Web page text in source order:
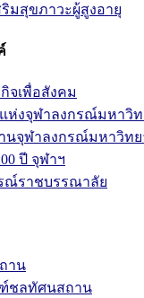
ริมสุขภาวะผู้สูงอายุ
จเพื่อสังคม
ห่งจุฬาลงกรณ์มหาวิท
นจุฬาลงกรณ์มหาวิทย
ปี จุฬาฯ
ณ์ราชบรรณาลัย
าน
ชลทัศนสถาน